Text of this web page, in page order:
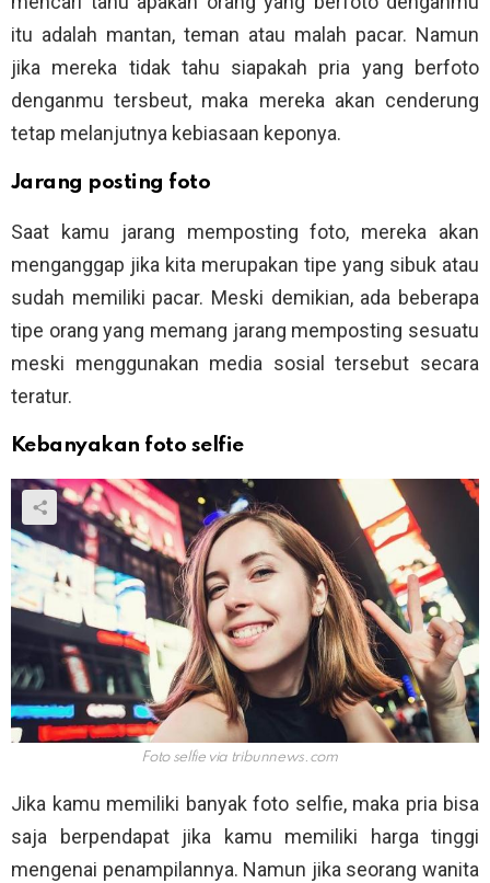
itu adalah mantan, teman atau malah pacar. Namun
jika mereka tidak tahu siapakah pria yang berfoto
denganmu tersbeut, maka mereka akan cenderung
tetap melanjutnya kebiasaan keponya.
Jarang posting foto
Saat kamu jarang memposting foto, mereka akan
menganggap jika kita merupakan tipe yang sibuk atau
sudah memiliki pacar. Meski demikian, ada beberapa
tipe orang yang memang jarang memposting sesuatu
meski menggunakan media sosial tersebut secara
teratur.
Kebanyakan foto selfie
Foto selfie via tribunnews.com
Jika kamu memiliki banyak foto selfie, maka pria bisa
saja berpendapat jika kamu memiliki harga tinggi
mengenai penampilannya. Namun jika seorang wanita